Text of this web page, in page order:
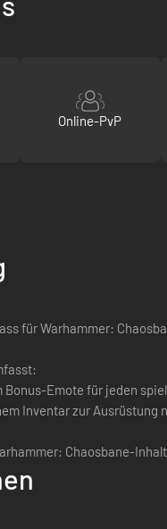
Online-PvP
für Warhammer:
Bonus-Emote für jeden
Inventar zur
Chaosbane-